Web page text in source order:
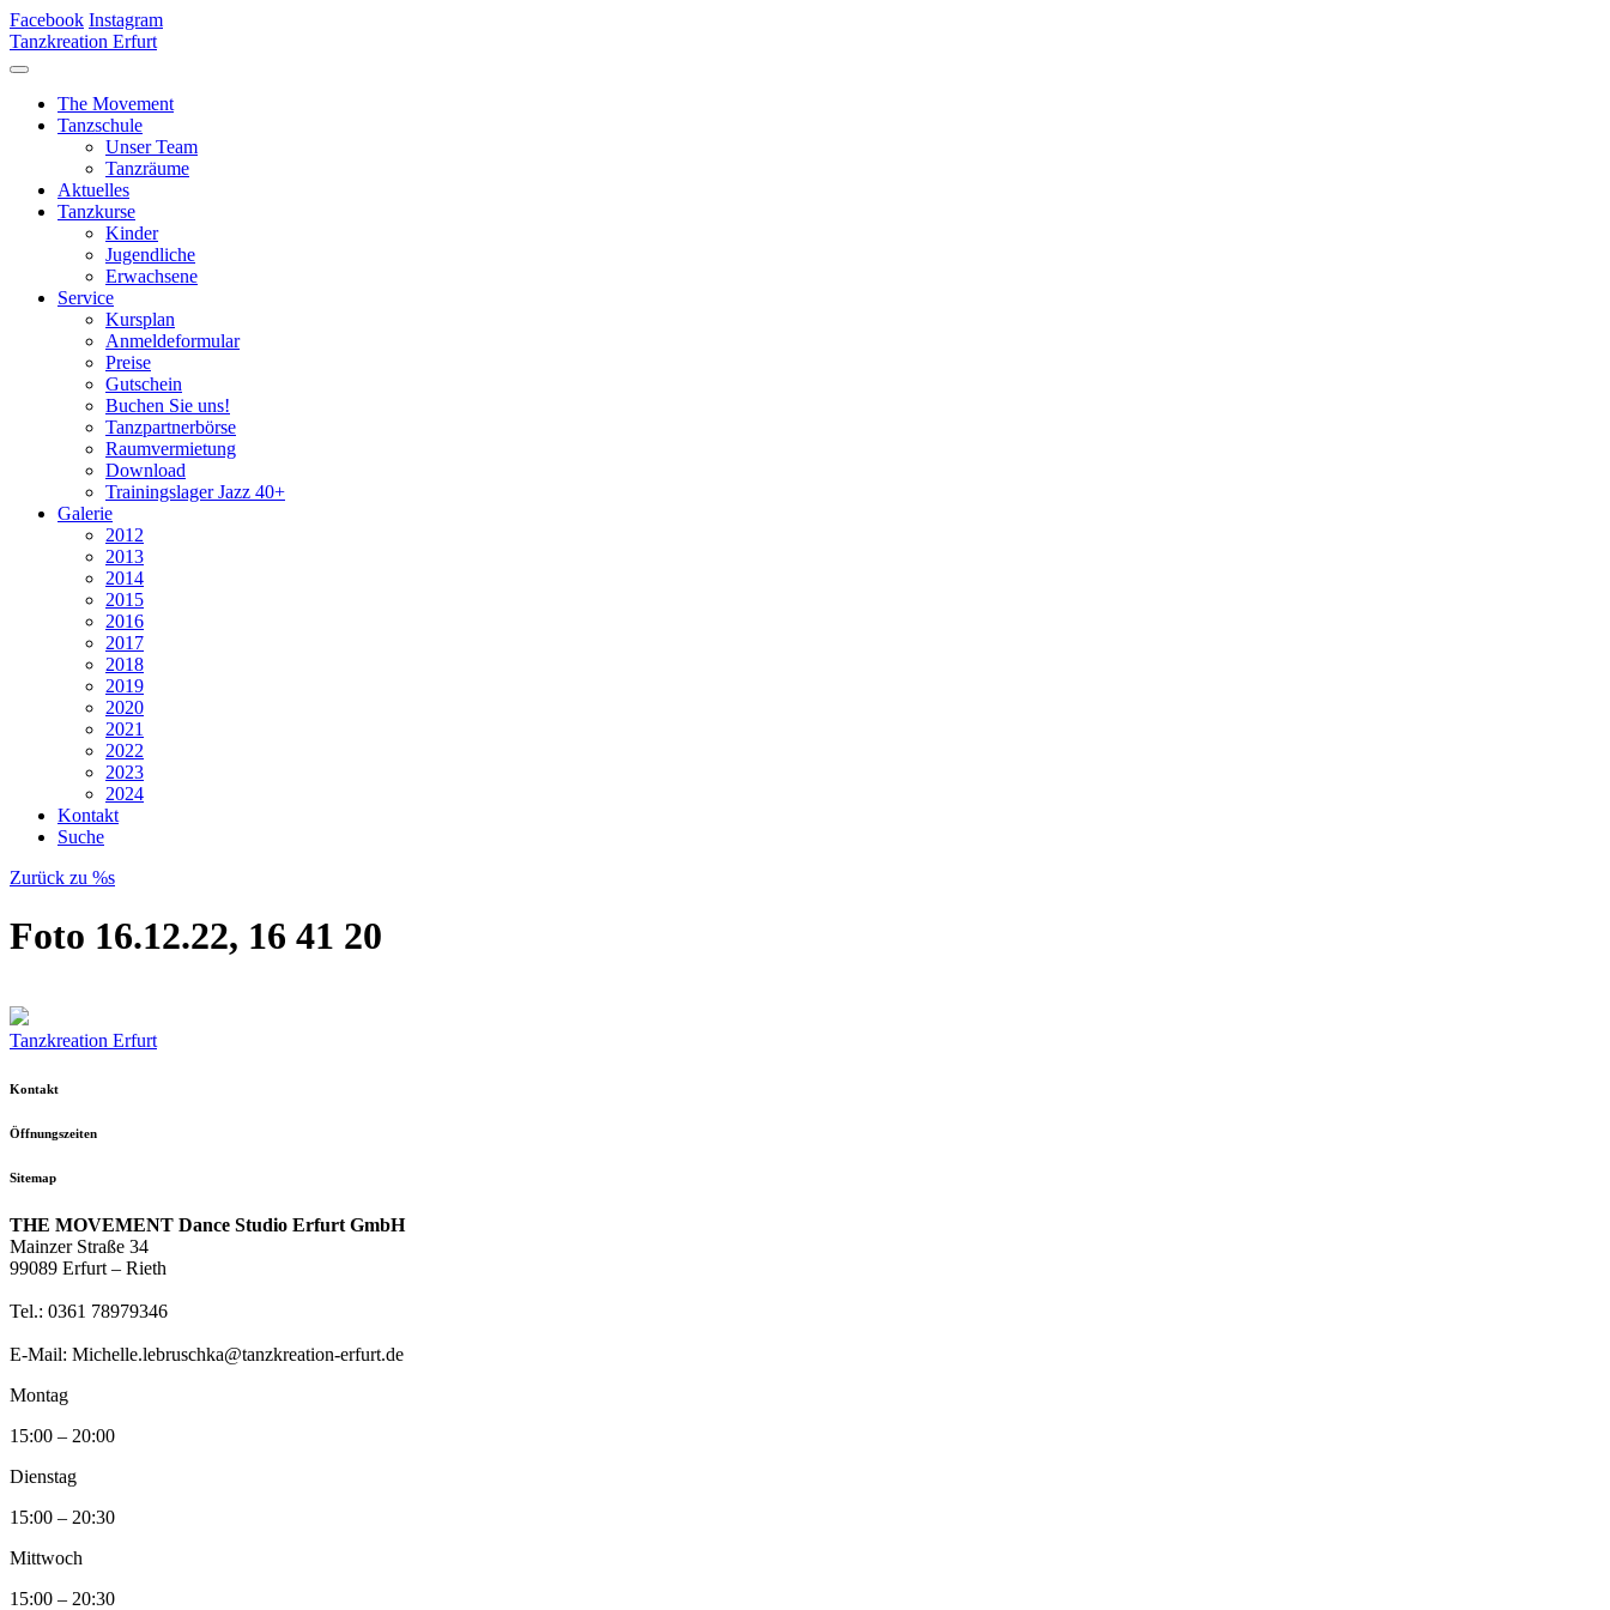
Facebook Instagram
Tanzkreation Erfurt
The Movement
Tanzschule
Unser Team
Tanzräume
Aktuelles
Tanzkurse
Kinder
Jugendliche
Erwachsene
Service
Kursplan
Anmeldeformular
Preise
Gutschein
Buchen Sie uns!
Tanzpartnerbörse
Raumvermietung
Download
Trainingslager Jazz 40+
Galerie
2012
2013
2014
2015
2016
2017
2018
2019
2020
2021
2022
2023
2024
Kontakt
Suche
Zurück zu %s
Foto 16.12.22, 16 41 20
Tanzkreation Erfurt
Kontakt
Öffnungszeiten
Sitemap
THE MOVEMENT Dance Studio Erfurt GmbH
Mainzer Straße 34
99089 Erfurt – Rieth
Tel.: 0361 78979346
E-Mail: Michelle.lebruschka@tanzkreation-erfurt.de
Montag
15:00 – 20:00
Dienstag
15:00 – 20:30
Mittwoch
15:00 – 20:30